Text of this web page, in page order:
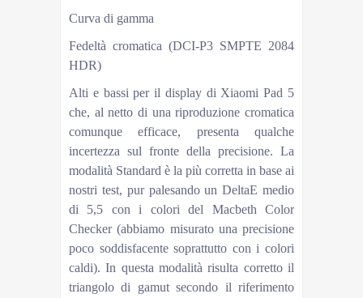
Curva di gamma
Fedeltà cromatica (DCI-P3 SMPTE 2084
HDR)
Alti e bassi per il display di Xiaomi Pad 5
che, al netto di una riproduzione cromatica
comunque efficace, presenta qualche
incertezza sul fronte della precisione. La
modalità Standard è la più corretta in base ai
nostri test, pur palesando un DeltaE medio
di 5,5 con i colori del Macbeth Color
Checker (abbiamo misurato una precisione
poco soddisfacente soprattutto con i colori
caldi). In questa modalità risulta corretto il
triangolo di gamut secondo il riferimento